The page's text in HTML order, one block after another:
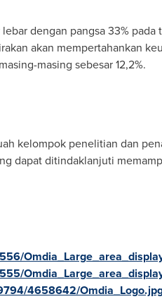
dengan pangsa 33%
akan mempertahankan
masing sebesar 12,2%.
kelompok penelitian dan
dapat ditindaklanjuti
4658642/